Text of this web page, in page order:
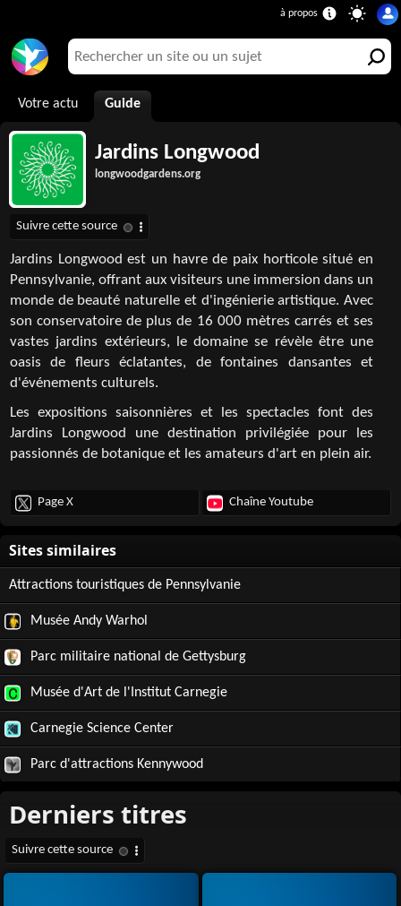
Votre actu Guide
Jardins Longwood
longwoodgardens.org
Jardins Longwood est un havre de paix horticole situé en
Pennsylvanie, offrant aux visiteurs une immersion dans un
monde de beauté naturelle et d'ingénierie artistique. Avec
son conservatoire de plus de 16 000 mètres carrés et ses
vastes jardins extérieurs, le domaine se révèle être une
oasis de fleurs éclatantes, de fontaines dansantes et
d'événements culturels.
Les expositions saisonnières et les spectacles font des
Jardins Longwood une destination privilégiée pour les
passionnés de botanique et les amateurs d'art en plein air.
Page X Chaîne Youtube
Attractions touristiques de Pennsylvanie
Musée Andy Warhol
Parc militaire national de Gettysburg
Musée d'Art de l'Institut Carnegie
Carnegie Science Center
Parc d'attractions Kennywood